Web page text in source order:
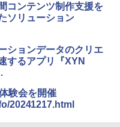
コンテンツ制作支援を
ソリューション
ションデータのクリエ
するアプリ『XYN
験会を開催
20241217.html